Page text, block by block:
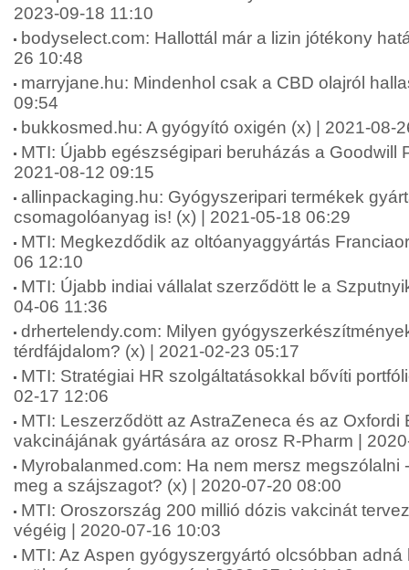
2023-09-18 11:10
bodyselect.com: Hallottál már a lizin jótékony
26 10:48
marryjane.hu: Mindenhol csak a CBD olajról
09:54
bukkosmed.hu: A gyógyító oxigén (x) | 2021-08-
MTI: Újabb egészségipari beruházás a Goodwill
2021-08-12 09:15
allinpackaging.hu: Gyógyszeripari termékek
csomagolóanyag is! (x) | 2021-05-18 06:29
MTI: Megkezdődik az oltóanyaggyártás
06 12:10
MTI: Újabb indiai vállalat szerződött le a
04-06 11:36
drhertelendy.com: Milyen
térdfájdalom? (x) | 2021-02-23 05:17
MTI: Stratégiai HR szolgáltatásokkal bővíti
02-17 12:06
MTI: Leszerződött az AstraZeneca és az Oxfordi
vakcinájának gyártására az orosz R-Pharm |
Myrobalanmed.com: Ha nem mersz megszólalni
meg a szájszagot? (x) | 2020-07-20 08:00
MTI: Oroszország 200 millió dózis vakcinát
végéig | 2020-07-16 10:03
MTI: Az Aspen gyógyszergyártó olcsóbban